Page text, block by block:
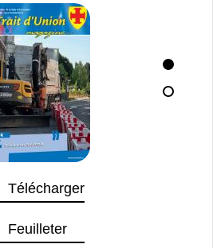
Télécharger
Feuilleter